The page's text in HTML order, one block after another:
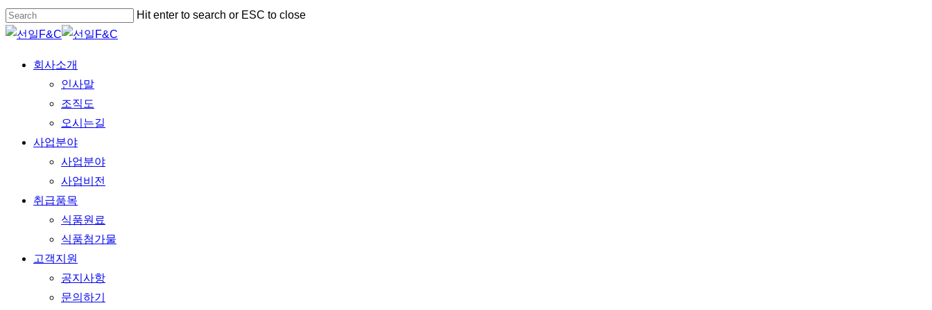
Skip
to
content
Hit enter to search or ESC to close
Close
Menu
회사소개
인사말
조직도
오시는길
사업분야
사업분야
사업비전
취급품목
식품원료
식품첨가물
고객지원
공지사항
문의하기